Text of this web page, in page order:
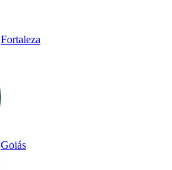
Fortaleza
Goiás